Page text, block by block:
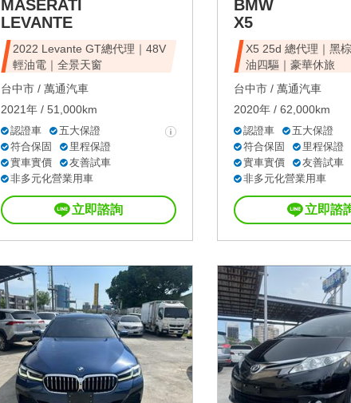
MASERATI
LEVANTE
2022 Levante GT總代理｜48V
輕油電｜全景天窗
台中市 / 萬通汽車
2021年 / 51,000km
認證車
五大保證
符合保固
里程保證
實車實價
友善試車
非多元化營業用車
立即諮詢
BMW
X5
X5 25d 總代理｜黑
油四驅｜豪華休旅
台中市 / 萬通汽車
2020年 / 62,000km
認證車
五大保證
符合保固
里程保證
實車實價
友善試車
非多元化營業用車
立即諮